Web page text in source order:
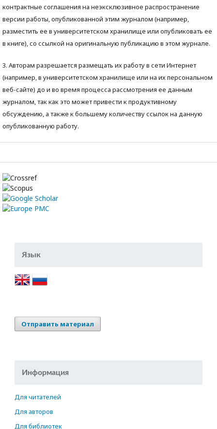
контрактные соглашения на неэксклюзивное распространение
версии работы, опубликованной этим журналом (например,
разместить ее в университетском хранилище или опубликовать ее
в книге), со ссылкой на оригинальную публикацию в этом журнале.
3. Авторам разрешается размещать их работу в сети Интернет
(например, в университетском хранилище или на их персональном
веб-сайте) до и во время процесса рассмотрения ее данным
журналом, так как это может привести к продуктивному
обсуждению, а также к большему количеству ссылок на данную
опубликованную работу.
Язык
Отправить материал
Информация
Для читателей
Для авторов
Для библиотек